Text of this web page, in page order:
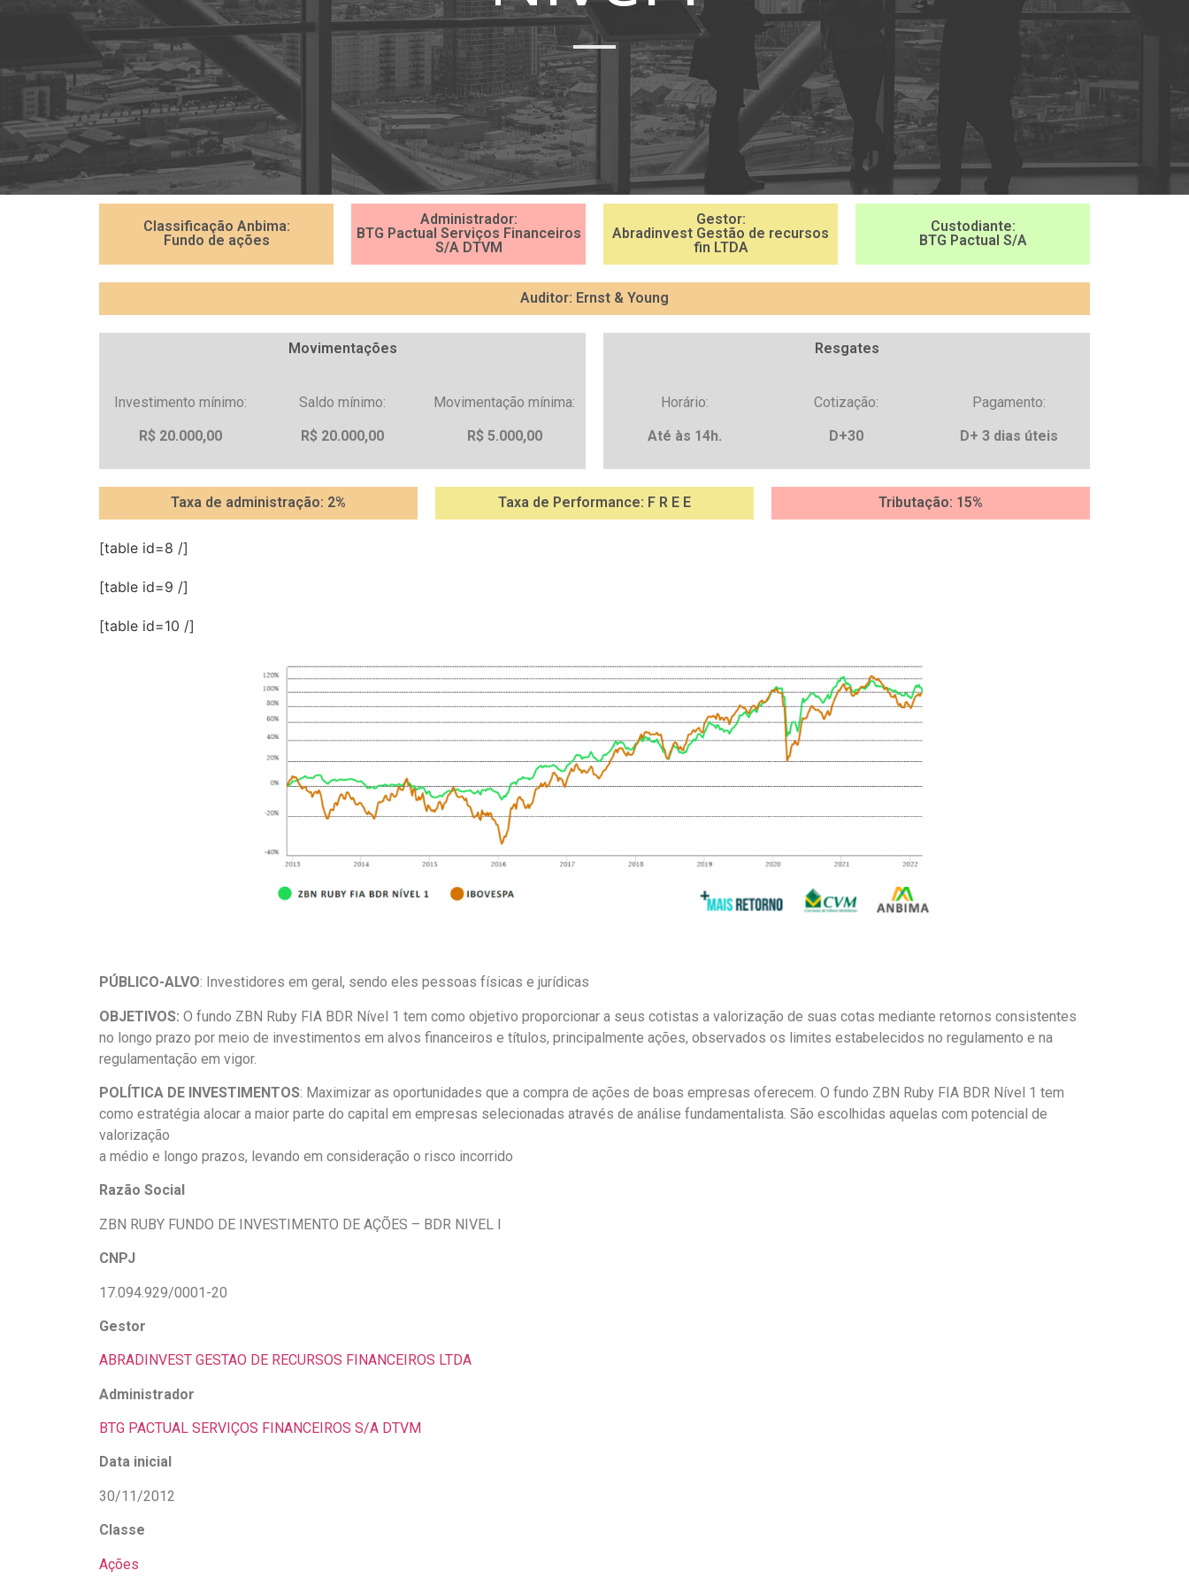
Classificação Anbima:
Fundo de ações
Administrador:
BTG Pactual Serviços Financeiros
S/A DTVM
Gestor:
Abradinvest Gestão de recursos
fin LTDA
Custodiante:
BTG Pactual S/A
Auditor: Ernst & Young
Movimentações
Investimento mínimo:
R$ 20.000,00
Saldo mínimo:
R$ 20.000,00
Movimentação mínima:
R$ 5.000,00
Resgates
Horário:
Até às 14h.
Cotização:
D+30
Pagamento:
D+ 3 dias úteis
Taxa de administração: 2% Taxa de Performance: F R E E Tributação: 15%
[table id=8 /]
[table id=9 /]
[table id=10 /]
PÚBLICO-ALVO: Investidores em geral, sendo eles pessoas físicas e jurídicas
OBJETIVOS: O fundo ZBN Ruby FIA BDR Nível 1 tem como objetivo proporcionar a seus cotistas a valorização de suas cotas mediante retornos consistentes
no longo prazo por meio de investimentos em alvos financeiros e títulos, principalmente ações, observados os limites estabelecidos no regulamento e na
regulamentação em vigor.
POLÍTICA DE INVESTIMENTOS: Maximizar as oportunidades que a compra de ações de boas empresas oferecem. O fundo ZBN Ruby FIA BDR Nível 1 tem
como estratégia alocar a maior parte do capital em empresas selecionadas através de análise fundamentalista. São escolhidas aquelas com potencial de
valorização
a médio e longo prazos, levando em consideração o risco incorrido
Razão Social
ZBN RUBY FUNDO DE INVESTIMENTO DE AÇÕES – BDR NIVEL I
CNPJ
17.094.929/0001-20
Gestor
ABRADINVEST GESTAO DE RECURSOS FINANCEIROS LTDA
Administrador
BTG PACTUAL SERVIÇOS FINANCEIROS S/A DTVM
Data inicial
30/11/2012
Classe
Ações